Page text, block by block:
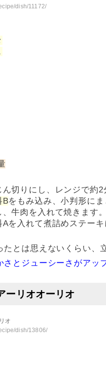
dish/11172/
切りにし、レンジで約2
Bをもみ込み、小判形に
牛肉を入れて焼きます。
を入れて煮詰めステー
たとは思えないくらい、
さとジューシーさがアッ
ーリオオーリオ
dish/13806/